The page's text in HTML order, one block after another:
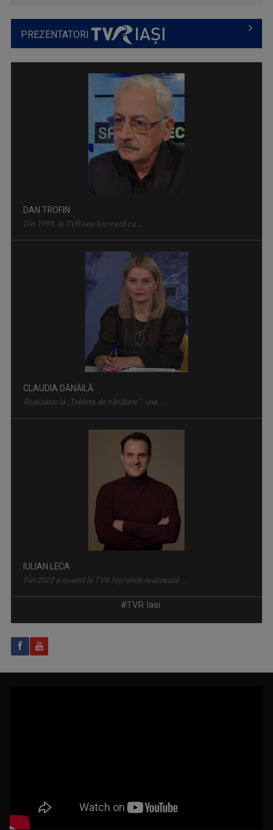
TELEJURNAL REGIONAL
Informații corecte și obiective, relatări în ...
Un răgaz în care se vorbeşte despre magia ...
Emisiune de dezbateri pe teme sociale și de ...
PREZENTATORI
Din 1993, la TVR Iaşi lucrează ca ...
Realizator la „Tableta de sănătate”, una ...
Din 2022 a revenit la TVR Iaşi unde realizează ...
#TVR Iasi